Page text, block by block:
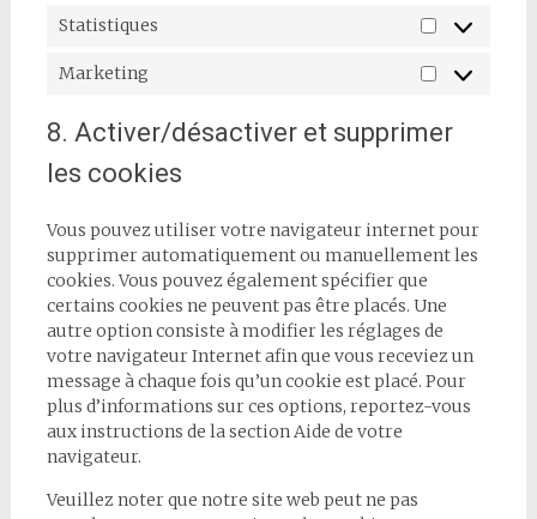
Statistiques
Statistiques
Marketing
Marketing
8. Activer/désactiver et supprimer
les cookies
Vous pouvez utiliser votre navigateur internet pour
supprimer automatiquement ou manuellement les
cookies. Vous pouvez également spécifier que
certains cookies ne peuvent pas être placés. Une
autre option consiste à modifier les réglages de
votre navigateur Internet afin que vous receviez un
message à chaque fois qu’un cookie est placé. Pour
plus d’informations sur ces options, reportez-vous
aux instructions de la section Aide de votre
navigateur.
Veuillez noter que notre site web peut ne pas